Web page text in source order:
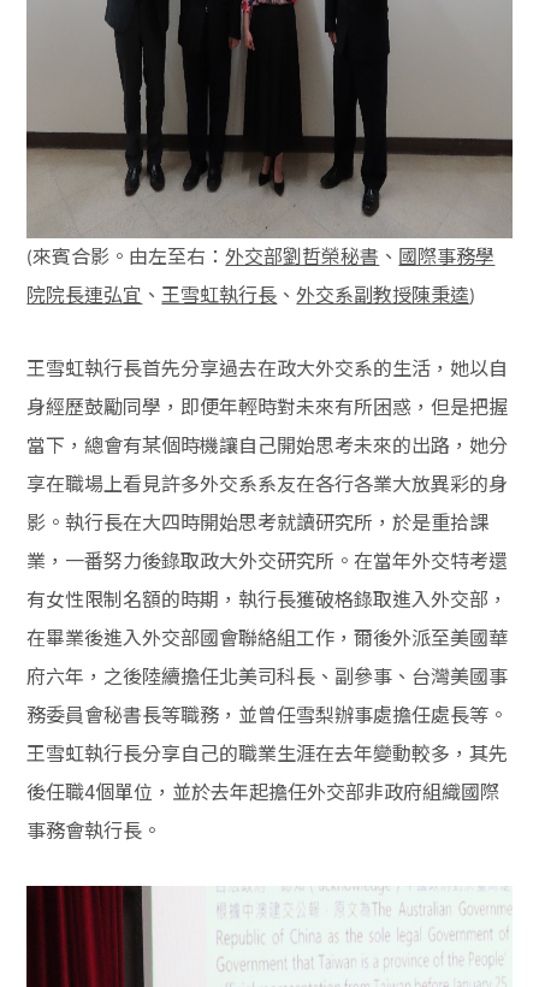
(來賓合影。由左至右：外交部劉哲榮秘書 、 國際事務學
院院長連弘宜 、 王雪虹執行長 、外交系副教授陳秉逵)
王雪虹執行長首先分享過去在政大外交系的生活，她以自
身經歷鼓勵同學，即便年輕時對未來有所困惑，但是把握
當下，總會有某個時機讓自己開始思考未來的出路，她分
享在職場上看見許多外交系系友在各行各業大放異彩的身
影。執行長在大四時開始思考就讀研究所，於是重拾課
業，一番努力後錄取政大外交研究所。在當年外交特考還
有女性限制名額的時期，執行長獲破格錄取進入外交部，
在畢業後進入外交部國會聯絡組工作，爾後外派至美國華
府六年，之後陸續擔任北美司科長、副參事、台灣美國事
務委員會秘書長等職務，並曾任雪梨辦事處擔任處長等。
王雪虹執行長分享自己的職業生涯在去年變動較多，其先
後任職4個單位，並於去年起擔任外交部非政府組織國際
事務會執行長。